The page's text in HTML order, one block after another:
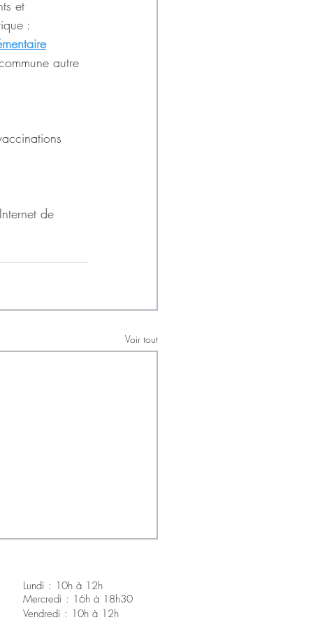
et
:
autre
de
Voir tout
Lundi : 10h à 12h
Mercredi : 16h à 18h30
Vendredi : 10h à 12h